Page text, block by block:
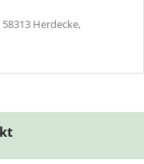
Herdecke,